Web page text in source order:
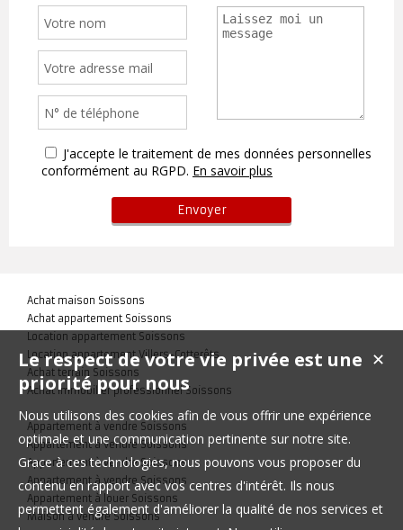
J'accepte le traitement de mes données personnelles
conformément au RGPD. En savoir plus
Achat maison Soissons
Achat appartement Soissons
Location appartement Soissons
Location appartement Villers-Cotterêts
Achat terrain Soissons
Achat immobilier professionnel Soissons
Appartement à vendre Soissons
Appartement à vendre Soissons
Appartement à vendre Soissons
Appartement à vendre Soissons
Appartement à louer Soissons
Maison à vendre Soissons
✕
Le respect de votre vie privée est une
priorité pour nous
Nous utilisons des cookies afin de vous offrir une expérience
optimale et une communication pertinente sur notre site.
Grace à ces technologies, nous pouvons vous proposer du
contenu en rapport avec vos centres d'intérêt. Ils nous
permettent également d'améliorer la qualité de nos services et